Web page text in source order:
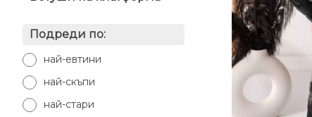
Подреди по:
най-евтини
най-скъпи
най-стари